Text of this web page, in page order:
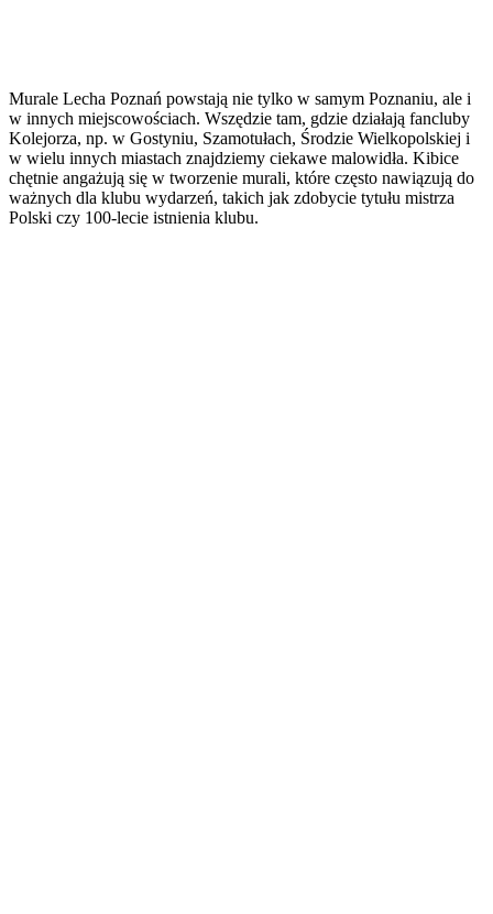
Murale Lecha Poznań powstają nie tylko w samym Poznaniu, ale i
w innych miejscowościach. Wszędzie tam, gdzie działają fancluby
Kolejorza, np. w Gostyniu, Szamotułach, Środzie Wielkopolskiej i
w wielu innych miastach znajdziemy ciekawe malowidła. Kibice
chętnie angażują się w tworzenie murali, które często nawiązują do
ważnych dla klubu wydarzeń, takich jak zdobycie tytułu mistrza
Polski czy 100-lecie istnienia klubu.